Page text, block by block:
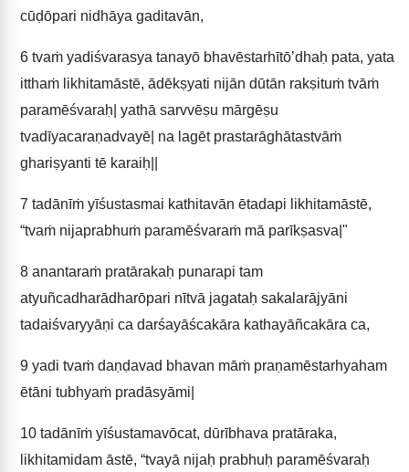
cūḍōpari nidhāya gaditavān,
6 tvaṁ yadiśvarasya tanayō bhavēstarhītō’dhaḥ pata, yata
itthaṁ likhitamāstē, ādēkṣyati nijān dūtān rakṣituṁ tvāṁ
paramēśvaraḥ| yathā sarvvēṣu mārgēṣu
tvadīyacaraṇadvayē| na lagēt prastarāghātastvāṁ
ghariṣyanti tē karaiḥ||
7 tadānīṁ yīśustasmai kathitavān ētadapi likhitamāstē,
“tvaṁ nijaprabhuṁ paramēśvaraṁ mā parīkṣasva|"
8 anantaraṁ pratārakaḥ punarapi tam
atyuñcadharādharōpari nītvā jagataḥ sakalarājyāni
tadaiśvaryyāṇi ca darśayāścakāra kathayāñcakāra ca,
9 yadi tvaṁ daṇḍavad bhavan māṁ praṇamēstarhyaham
ētāni tubhyaṁ pradāsyāmi|
10 tadānīṁ yīśustamavōcat, dūrībhava pratāraka,
likhitamidam āstē, “tvayā nijaḥ prabhuḥ paramēśvaraḥ